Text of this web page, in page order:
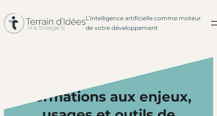
Aller
L’intelligence artificielle comme moteur
de votre développement
Formations aux enjeux,